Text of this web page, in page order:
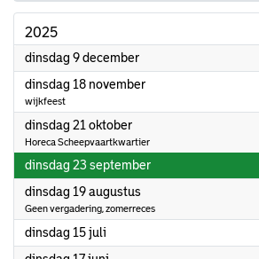
2025
dinsdag 9 december2025
dinsdag 18 november2025
wijkfeest
dinsdag 21 oktober2025
Horeca Scheepvaartkwartier
dinsdag 23 september2025
dinsdag 19 augustus
Geen vergadering, zomerreces
dinsdag 15 juli